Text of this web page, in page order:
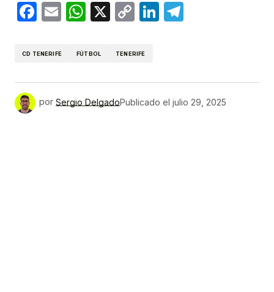
Facebook
EmailWhatsApp
X
CopyLinkedIn
CD TENERIFE FÚTBOL TENERIFE
por Sergio DelgadoPublicado el julio 29, 2025